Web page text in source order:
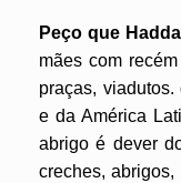
Peço que
mães com
praças,
e da América
abrigo é dever
creches,